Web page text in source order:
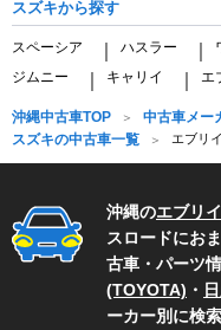
スズキから探す
スペーシア ハスラー
ジムニー キャリイ エ
沖縄中古車TOP 中古車メー
スズキの中古車一覧
エブリ
沖縄のエブリ
スロードにお
古車・パーツ
(TOYOTA) ・
ーカー別に検